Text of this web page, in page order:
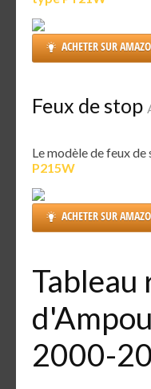
ACHETER SUR
Feux de stop
Le modèle de feux de
P215W
ACHETER SUR
2000-